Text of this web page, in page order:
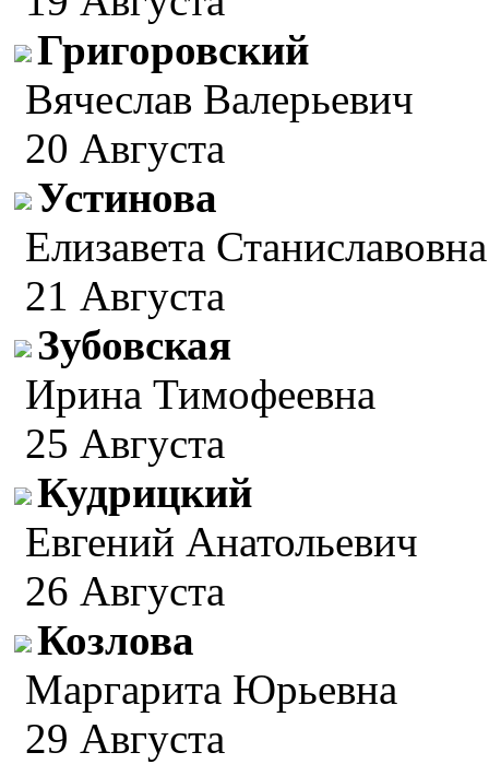
Григоровский
Вячеслав Валерьевич
20 Августа
Устинова
Елизавета Станиславовна
21 Августа
Зубовская
Ирина Тимофеевна
25 Августа
Кудрицкий
Евгений Анатольевич
26 Августа
Козлова
Маргарита Юрьевна
29 Августа